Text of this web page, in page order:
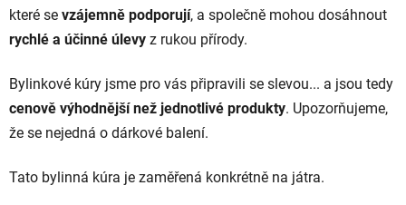
které se vzájemně podporují, a společně mohou dosáhnout
rychlé a účinné úlevy z rukou přírody.
Bylinkové kúry jsme pro vás připravili se slevou... a jsou tedy
cenově výhodnější než jednotlivé produkty. Upozorňujeme,
že se nejedná o dárkové balení.
Tato bylinná kúra je zaměřená konkrétně na játra.